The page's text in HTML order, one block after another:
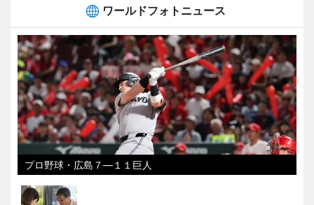
ワールドフォトニュース
プロ野球・広島７―１１巨人